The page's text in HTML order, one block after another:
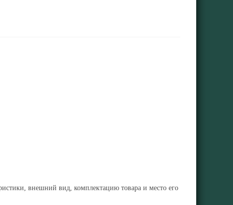
внешний вид, комплектацию товара и место его